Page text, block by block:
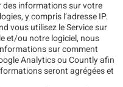
des informations sur votre
y compris l’adresse IP.
vous utilisez le Service sur
et/ou notre logiciel, nous
sur comment
Analytics ou Countly afin
seront agrégées et